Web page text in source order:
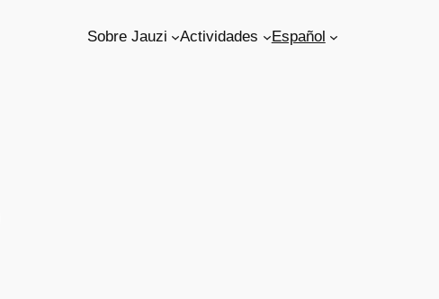
Sobre Jauzi Actividades Español